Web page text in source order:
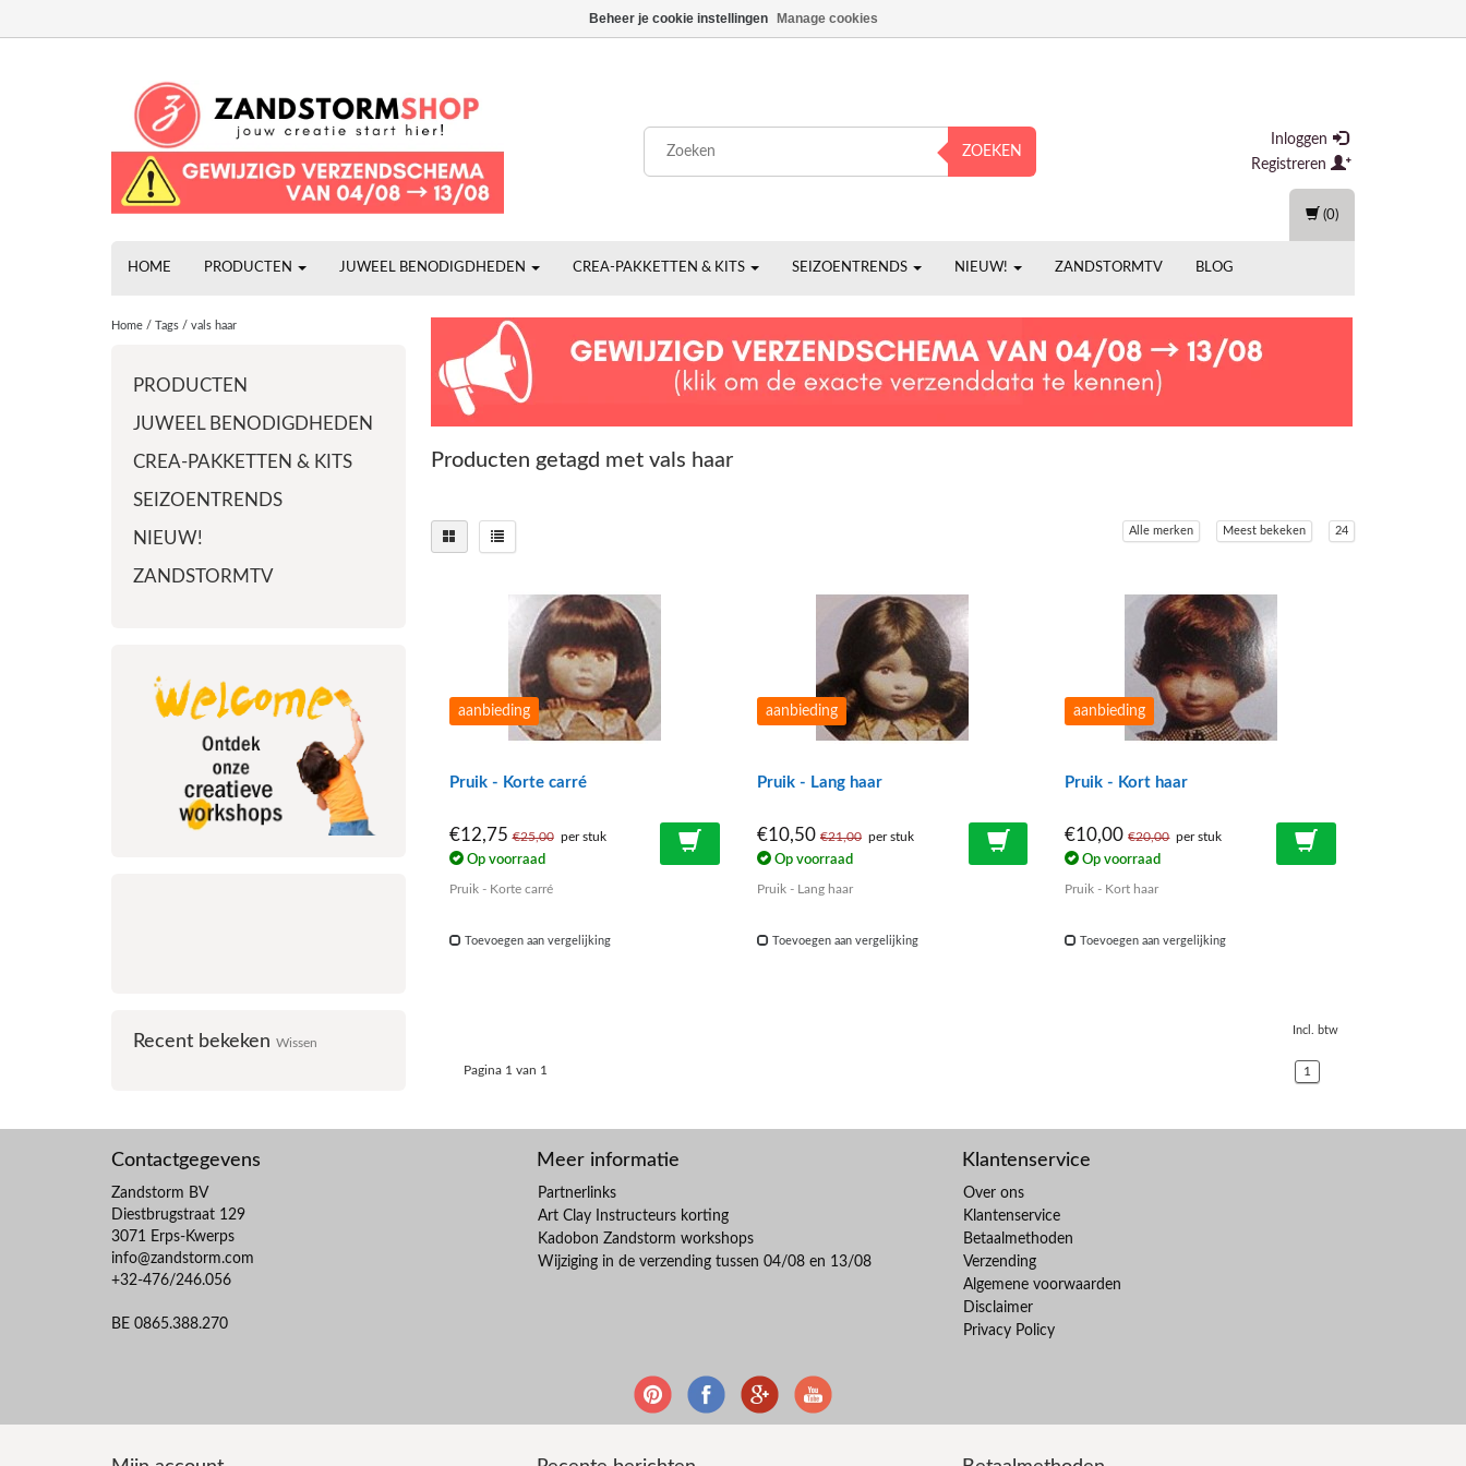
ZOEKEN
Inloggen
Registreren
HOME PRODUCTEN JUWEEL BENODIGDHEDEN CREA-PAKKETTEN & KITS SEIZOENTRENDS NIEUW! ZANDSTORMTV BLOG
(0)
Home / Tags / vals haar
PRODUCTEN
JUWEEL BENODIGDHEDEN
CREA-PAKKETTEN & KITS
SEIZOENTRENDS
NIEUW!
ZANDSTORMTV
Recent bekeken Wissen
Producten getagd met vals haar
Alle merken Meest bekeken 24
aanbieding
Pruik - Korte carré
€12,75€25,00 per stuk
Op voorraad
Pruik - Korte carré
Toevoegen aan vergelijking
aanbieding
Pruik - Lang haar
€10,50 €21,00 per stuk
Op voorraad
Pruik - Lang haar
Toevoegen aan vergelijking
aanbieding
Pruik - Kort haar
€10,00€20,00 per stuk
Op voorraad
Pruik - Kort haar
Toevoegen aan vergelijking
Incl. btw
Pagina 1 van 1 1
Contactgegevens
Zandstorm BV
Diestbrugstraat 129
3071 Erps-Kwerps
info@zandstorm.com
+32-476/246.056
BE 0865.388.270
Meer informatie
Partnerlinks
Art Clay Instructeurs korting
Kadobon Zandstorm workshops
Wijziging in de verzending tussen 04/08 en 13/08
Klantenservice
Over ons
Klantenservice
Betaalmethoden
Verzending
Algemene voorwaarden
Disclaimer
Privacy Policy
Beheer je cookie instellingen Manage cookies